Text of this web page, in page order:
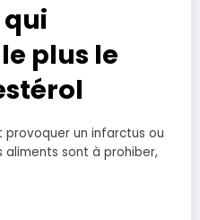
plus le
provoquer un infarctus ou
aliments sont à prohiber,